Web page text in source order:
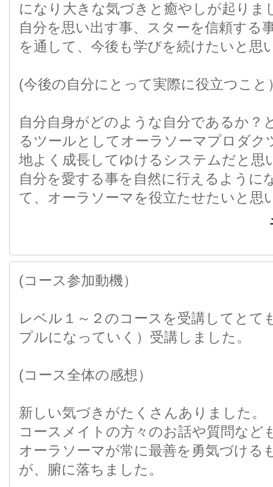
になり大きな気づきと癒やしが起りま
自分を思い出す事、スターを信頼する
を通して、今後も学びを続けたいと思
(今後の自分にとって実際に役立つこと
自分自身がどのような自分であるか？
るツールとしてオーラソーマプロダク
地よく成長してゆけるシステムだと思
自分を愛する事を自然に行えるように
て、オーラソーマを役立たせたいと思
(コース参加動機）
レベル１～２のコースを受講してとて
プルになっていく）受講しました。
(コース全体の感想）
新しい気づきがたくさんありました。
コースメイトの方々のお話や質問など
オーラソーマが常に最善を勇気づける
が、腑に落ちました。